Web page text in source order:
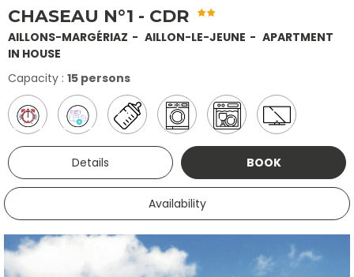
CHASEAU N°1 - CDR
AILLONS-MARGÉRIAZ AILLON-LE-JEUNE
APARTMENT
IN HOUSE
Capacity : 15 persons
Details BOOK
Availability